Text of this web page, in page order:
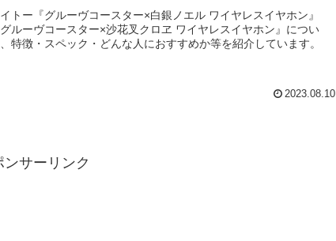
トー『グルーヴコースター×白銀ノエル ワイヤレスイヤホン』
グルーヴコースター×沙花叉クロヱ ワイヤレスイヤホン』につい
特徴・スペック・どんな人におすすめか等を紹介しています。
2023.08.10
ンサーリンク